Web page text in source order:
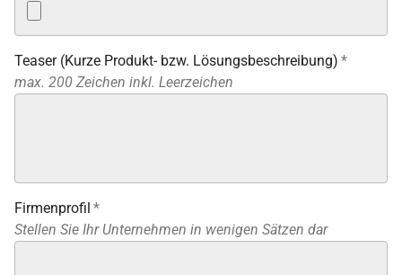
Teaser (Kurze Produkt- bzw. Lösungsbeschreibung) *
max. 200 Zeichen inkl. Leerzeichen
Firmenprofil *
Stellen Sie Ihr Unternehmen in wenigen Sätzen dar